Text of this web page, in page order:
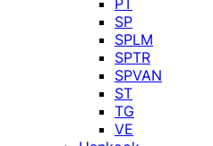
PT
SP
SPLM
SPTR
SPVAN
ST
TG
VE